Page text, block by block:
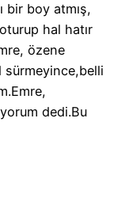
bir boy atmış,
hal hatır
özene
sürmeyince,belli
dedi.Bu